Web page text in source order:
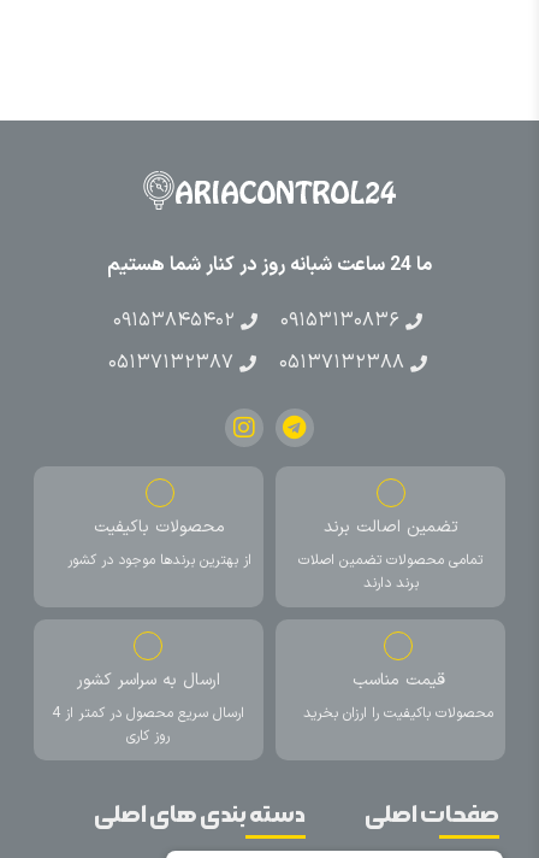
ما 24 ساعت شبانه روز در کنار شما هستیم
۰۹۱۵۳۱۳۰۸۳۶
۰۹۱۵۳۸۴۵۴۰۲
۰۵۱۳۷۱۳۲۳۸۸
۰۵۱۳۷۱۳۲۳۸۷
تضمین اصالت برند
تمامی محصولات تضمین اصلات
برند دارند
محصولات باکیفیت
از بهترین برندها موجود در کشور
قیمت مناسب
محصولات باکیفیت را ارزان بخرید
ارسال به سراسر کشور
ارسال سریع محصول در کمتر از 4
روز کاری
صفحات اصلی دسته بندی های اصلی